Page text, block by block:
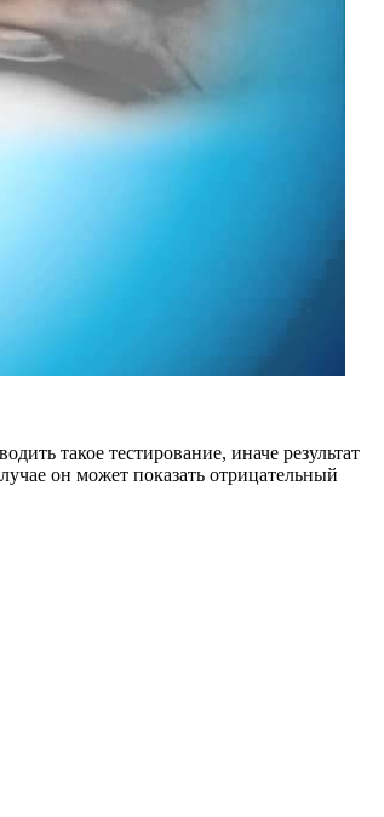
такое тестирование, иначе результат
он может показать отрицательный